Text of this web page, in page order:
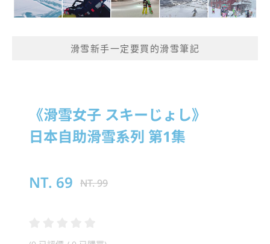
滑雪新手一定要買的滑雪筆記